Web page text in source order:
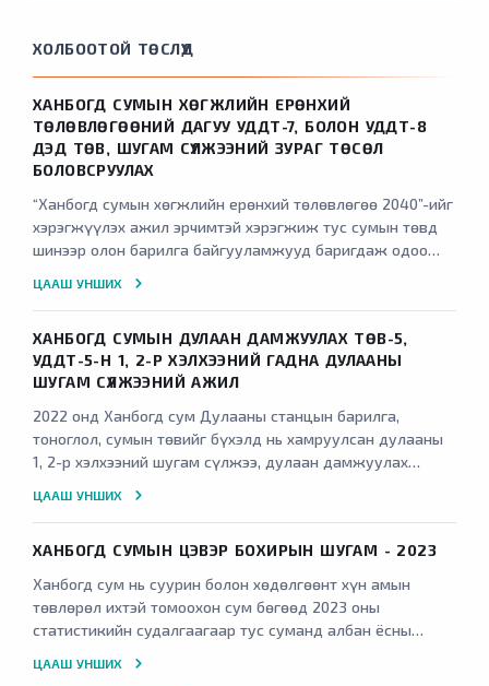
ХОЛБООТОЙ ТӨСЛҮҮД
ХАНБОГД СУМЫН ХӨГЖЛИЙН ЕРӨНХИЙ
ТӨЛӨВЛӨГӨӨНИЙ ДАГУУ УДДТ-7, БОЛОН УДДТ-8
ДЭД ТӨВ, ШУГАМ СҮЛЖЭЭНИЙ ЗУРАГ ТӨСӨЛ
БОЛОВСРУУЛАХ
“Ханбогд сумын хөгжлийн ерөнхий төлөвлөгөө 2040”-ийг
хэрэгжүүлэх ажил эрчимтэй хэрэгжиж тус сумын төвд
шинээр олон барилга байгууламжууд баригдаж одоо
гадна шинээр баригдаж буй ус, дулаан дамжуулах
байна. Тиймээс цаашид баригдаж буй орон сууц,
сургууль цэцэрлэг, төлөвлөгдөж буй барилга
байгууламжийг шаардлагатай дулаанаар хангахын тулд
шинээр хоёр ус дулаан дамжуулах төв бий болгох
ажлыг эхлүүлэх шаардлагатай байгаа.
ЦААШ УНШИХ
ХАНБОГД СУМЫН ДУЛААН ДАМЖУУЛАХ ТӨВ-5,
УДДТ-5-Н 1, 2-Р ХЭЛХЭЭНИЙ ГАДНА ДУЛААНЫ
ШУГАМ СҮЛЖЭЭНИЙ АЖИЛ
2022 онд Ханбогд сум Дулааны станцын барилга,
тоноглол, сумын төвийг бүхэлд нь хамруулсан дулааны
1, 2-р хэлхээний шугам сүлжээ, дулаан дамжуулах
Барилга хөгжлийн төвөөр батлуулсан. Одоогоор тус
хүлээлгэн өгөх шатанд байгаа хэдий ч ус, дулаан
дамжуулах төвүүд болон гадна шугам сүлжээний
ажлууд эхлээгүй хэвээр байгаа тул дээрх ажлуудыг үе
шаттай эхлүүлэх шаардлагатай байсан. Мөн сумын
одоогийн уурын зуух нь сумын төвд шаардлагатай
дулааны хэрэглээг хангаж чадахгүй болсон.
ЦААШ УНШИХ
ХАНБОГД СУМЫН ЦЭВЭР БОХИРЫН ШУГАМ - 2023
Ханбогд сум нь суурин болон хөдөлгөөнт хүн амын
төвлөрөл ихтэй томоохон сум бөгөөд 2023 оны
статистикийн судалгаагаар тус суманд албан ёсны
томоохон суурин болон хөгжиж байгаа сумын хувьд
ЦААШ УНШИХ